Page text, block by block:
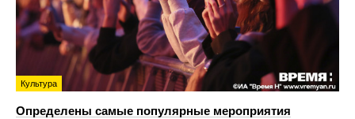
Культура
Определены самые популярные мероприятия